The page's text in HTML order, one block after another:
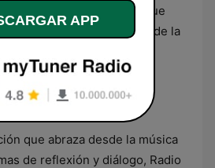
tradición. Esta emisora, que
como 'La Voz de la
de encuentro donde la
un espacio para
y compartir sus
que abraza desde la música
de reflexión y diálogo, Radio
APP